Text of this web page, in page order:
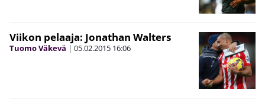
Viikon pelaaja: Jonathan Walters
Tuomo Väkevä | 05.02.2015 16:06